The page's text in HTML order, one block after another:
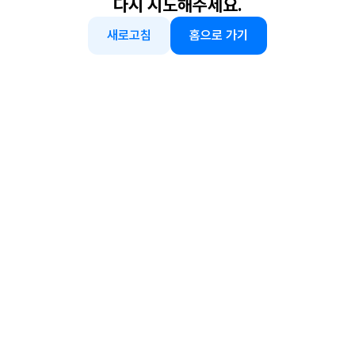
다시 시도해주세요.
새로고침 홈으로 가기